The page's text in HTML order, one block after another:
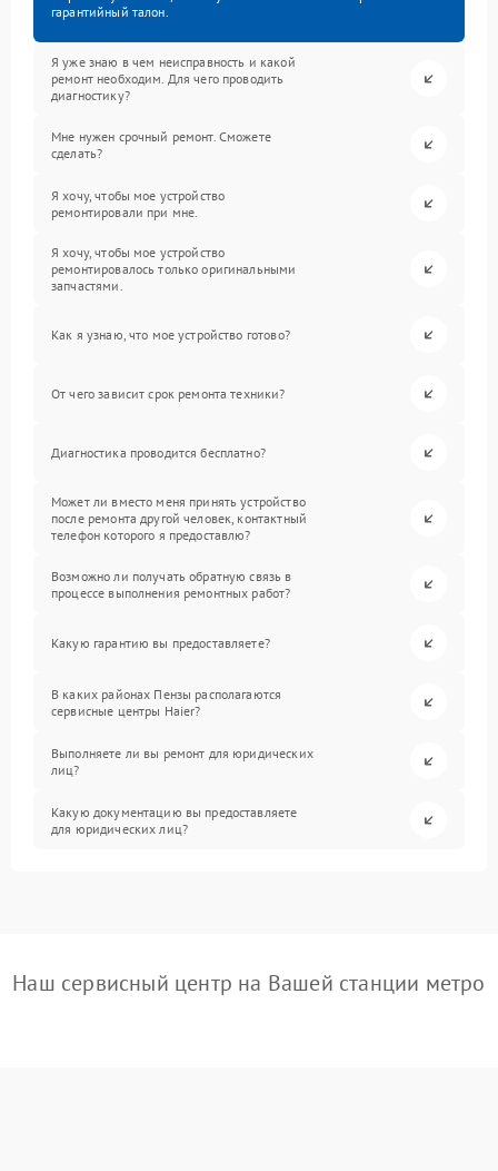
гарантийный талон.
Я уже знаю в чем неисправность и какой
ремонт необходим. Для чего проводить
диагностику?
Мне нужен срочный ремонт. Сможете
сделать?
Я хочу, чтобы мое устройство
ремонтировали при мне.
Я хочу, чтобы мое устройство
ремонтировалось только оригинальными
запчастями.
Как я узнаю, что мое устройство готово?
От чего зависит срок ремонта техники?
Диагностика проводится бесплатно?
Может ли вместо меня принять устройство
после ремонта другой человек, контактный
телефон которого я предоставлю?
Возможно ли получать обратную связь в
процессе выполнения ремонтных работ?
Какую гарантию вы предоставляете?
В каких районах Пензы располагаются
сервисные центры Haier?
Выполняете ли вы ремонт для юридических
лиц?
Какую документацию вы предоставляете
для юридических лиц?
Наш сервисный центр на Вашей станции метро